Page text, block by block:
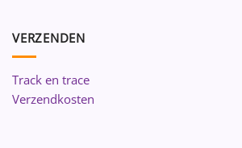
VERZENDEN
Track en trace
Verzendkosten